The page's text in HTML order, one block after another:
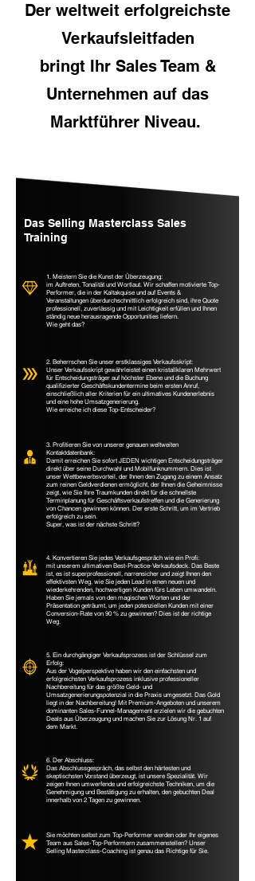
Der weltweit erfolgreichste
Verkaufsleitfaden
bringt Ihr Sales Team &
Unternehmen auf das
Marktführer Niveau.
Das Selling Masterclass Sales
Training
1. Meistern Sie die Kunst der Überzeugung:
im Auftreten, Tonalität und Wortlaut. Wir schaffen motivierte Top-
Performer, die in der Kaltakquise und auf Events &
Veranstaltungen überdurchschnittlich erfolgreich sind, ihre Quote
professionell, zuverlässig und mit Leichtigkeit erfüllen und Ihnen
ständig neue herausragende Opportunities liefern.
Wie geht das?
2. Beherrschen Sie unser erstklassiges Verkaufsskript:
Unser Verkaufsskript gewährleistet einen kristallklaren Mehrwert
für Entscheidungsträger auf höchster Ebene und die Buchung
qualifizierter Geschäftskundentermine beim ersten Anruf,
einschließlich aller Kriterien für ein ultimatives Kundenerlebnis
und eine hohe Umsatzgenerierung.
Wie erreiche ich diese Top-Entscheider?
3. Profitieren Sie von unserer genauen weltweiten
Kontaktdatenbank:
Damit erreichen Sie sofort JEDEN wichtigen Entscheidungsträger
direkt über seine Durchwahl und Mobilfunknummern. Dies ist
unser Wettbewerbsvorteil, der Ihnen den Zugang zu einem Ansatz
zum reinen Geldverdienen ermöglicht, der Ihnen die Geheimnisse
zeigt, wie Sie Ihre Traumkunden direkt für die schnellste
Terminplanung für Geschäftsverkaufstreffen und die Generierung
von Chancen gewinnen können. Der erste Schritt, um im Vertrieb
erfolgreich zu sein.
Super, was ist der nächste Schritt?
4. Konvertieren Sie jedes Verkaufsgespräch wie ein Profi:
mit unserem ultimativen Best-Practice-Verkaufsdeck. Das Beste
ist, es ist superprofessionell, narrensicher und zeigt Ihnen den
effektivsten Weg, wie Sie jeden Lead in einen neuen und
wiederkehrenden, hochwertigen Kunden fürs Leben umwandeln.
Haben Sie jemals von den magischen Worten und der
Präsentation geträumt, um jeden potenziellen Kunden mit einer
Conversion-Rate von 90 % zu gewinnen? Dies ist der richtige
Weg.
5. Ein durchgängiger Verkaufsprozess ist der Schlüssel zum
Erfolg:
Aus der Vogelperspektive haben wir den einfachsten und
erfolgreichsten Verkaufsprozess inklusive professioneller
Nachbereitung für das größte Geld- und
Umsatzgenerierungspotenzial in die Praxis umgesetzt. Das Gold
liegt in der Nachbereitung! Mit Premium-Angeboten und unserem
dominanten Sales-Funnel-Management erzielen wir die gebuchten
Deals aus Überzeugung und machen Sie zur Lösung Nr. 1 auf
dem Markt.
6. Der Abschluss:
Das Abschlussgespräch, das selbst den härtesten und
skeptischsten Vorstand überzeugt, ist unsere Spezialität. Wir
zeigen Ihnen umwerfende und erfolgreichste Techniken, um die
Genehmigung und Bestätigung zu erhalten, den gebuchten Deal
innerhalb von 2 Tagen zu gewinnen.
Sie möchten selbst zum Top-Performer werden oder Ihr eigenes
Team aus Sales-Top-Performern zusammenstellen? Unser
Selling Masterclass-Coaching ist genau das Richtige für Sie.